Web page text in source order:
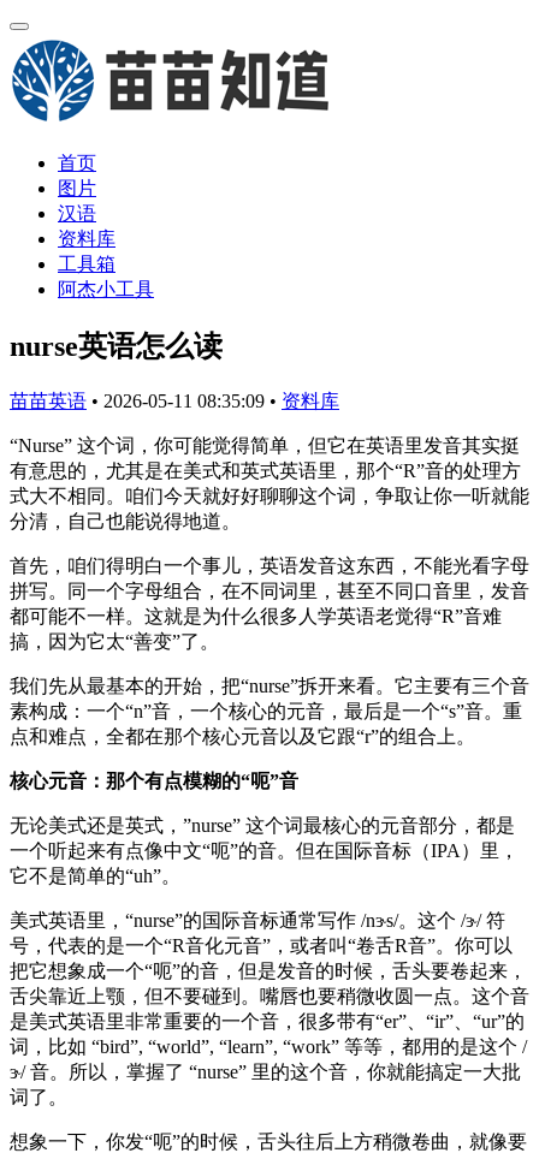
首页
图片
汉语
资料库
工具箱
阿杰小工具
nurse英语怎么读
苗苗英语 • 2026-05-11 08:35:09 • 资料库
“Nurse” 这个词，你可能觉得简单，但它在英语里发音其实挺
有意思的，尤其是在美式和英式英语里，那个“R”音的处理方
式大不相同。咱们今天就好好聊聊这个词，争取让你一听就能
分清，自己也能说得地道。
首先，咱们得明白一个事儿，英语发音这东西，不能光看字母
拼写。同一个字母组合，在不同词里，甚至不同口音里，发音
都可能不一样。这就是为什么很多人学英语老觉得“R”音难
搞，因为它太“善变”了。
我们先从最基本的开始，把“nurse”拆开来看。它主要有三个音
素构成：一个“n”音，一个核心的元音，最后是一个“s”音。重
点和难点，全都在那个核心元音以及它跟“r”的组合上。
核心元音：那个有点模糊的“呃”音
无论美式还是英式，”nurse” 这个词最核心的元音部分，都是
一个听起来有点像中文“呃”的音。但在国际音标（IPA）里，
它不是简单的“uh”。
美式英语里，“nurse”的国际音标通常写作 /nɝs/。这个 /ɝ/ 符
号，代表的是一个“R音化元音”，或者叫“卷舌R音”。你可以
把它想象成一个“呃”的音，但是发音的时候，舌头要卷起来，
舌尖靠近上颚，但不要碰到。嘴唇也要稍微收圆一点。这个音
是美式英语里非常重要的一个音，很多带有“er”、“ir”、“ur”的
词，比如 “bird”, “world”, “learn”, “work” 等等，都用的是这个 /
ɝ/ 音。所以，掌握了 “nurse” 里的这个音，你就能搞定一大批
词了。
想象一下，你发“呃”的时候，舌头往后上方稍微卷曲，就像要